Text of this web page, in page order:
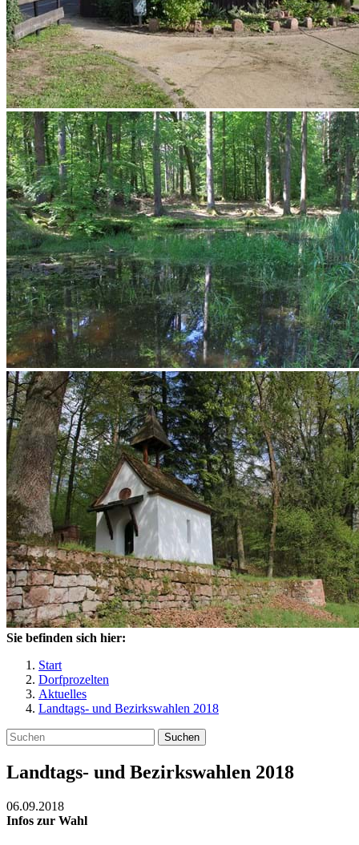
Sie befinden sich hier:
Start
Dorfprozelten
Aktuelles
Landtags- und Bezirkswahlen 2018
Suchen
Landtags- und Bezirkswahlen 2018
06.09.2018
Infos zur Wahl